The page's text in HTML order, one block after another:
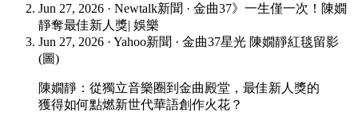
Jun 27, 2026 · Newtalk新聞 · 金曲37》一生僅一次！陳嫺
靜奪最佳新人獎| 娛樂
Jun 27, 2026 · Yahoo新聞 · 金曲37星光 陳嫺靜紅毯留影
(圖)
陳嫺靜：從獨立音樂圈到金曲殿堂，最佳新人獎的
獲得如何點燃新世代華語創作火花？